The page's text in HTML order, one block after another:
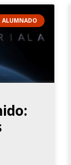
ALUMNADO